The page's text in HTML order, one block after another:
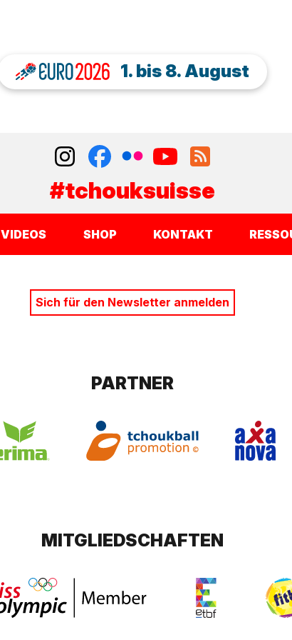
1. bis 8. August
#tchouksuisse
VIDEOS SHOP KONTAKT
Sich für den Newsletter anmelden
PARTNER
MITGLIEDSCHAFTEN